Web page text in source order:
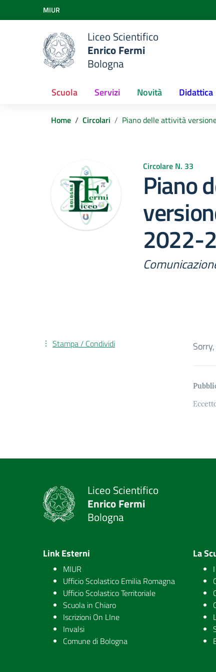
Vai ai contenuti
Vai al menu di navigazione
Vai al footer
MIUR
Liceo Scientifico
Enrico Fermi
Bologna
Scuola Servizi Novità Didattica
Home Circolari Piano delle attività
Circolare N. 33
Piano
2022-
Stampa / Condividi
Liceo Scientifico
Enrico Fermi
Bologna
Link Esterni
MIUR
Ufficio Scolastico Emilia Romagna
Ufficio Scolastico Territoriale
Scuola in Chiaro
Iscrizioni On LIne
Invalsi
Comune di Bologna
La